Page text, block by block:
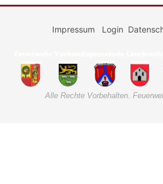
Impressum Login
Alle Rechte Vorbehalten.